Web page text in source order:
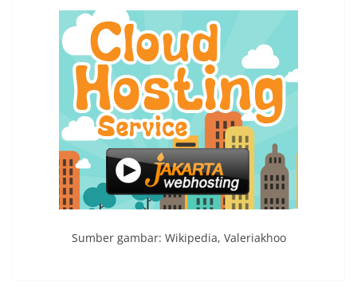
Sumber gambar: Wikipedia, Valeriakhoo